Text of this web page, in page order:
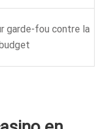
garde-fou contre la